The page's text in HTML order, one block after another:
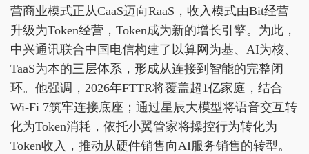
营商业模式正从CaaS迈向RaaS，收入模式由Bit经营
升级为Token经营，Token成为新的增长引擎。为此，
中兴通讯联合中国电信构建了以算网为基、AI为核、
TaaS为本的三层体系，形成从连接到智能的完整闭
环。他强调，2026年FTTR将覆盖超1亿家庭，结合
Wi-Fi 7筑牢连接底座；通过星辰大模型将语音交互转
化为Token消耗，依托小翼管家将操控行为转化为
Token收入，推动从硬件销售向AI服务销售的转型。